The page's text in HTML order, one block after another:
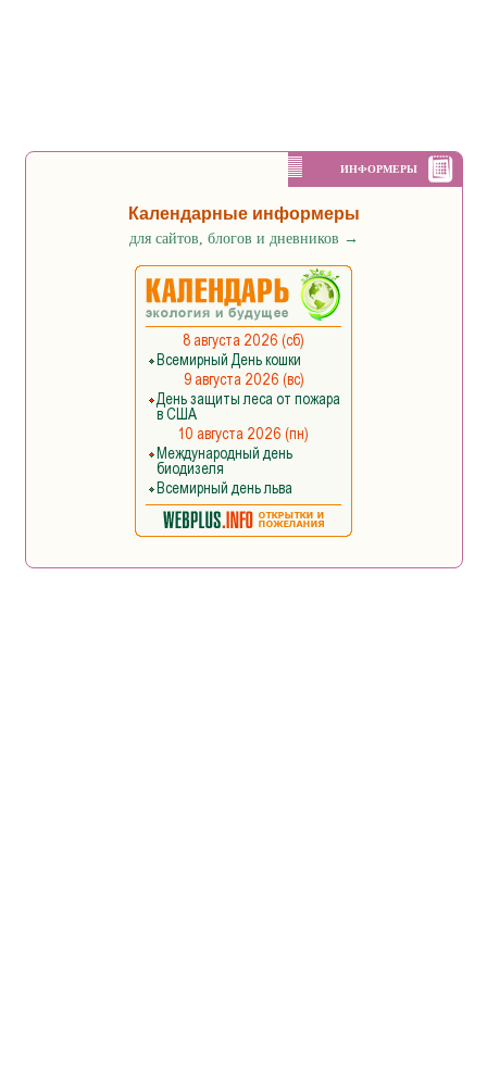
ИНФОРМЕРЫ
Календарные информеры
для сайтов, блогов и дневников →